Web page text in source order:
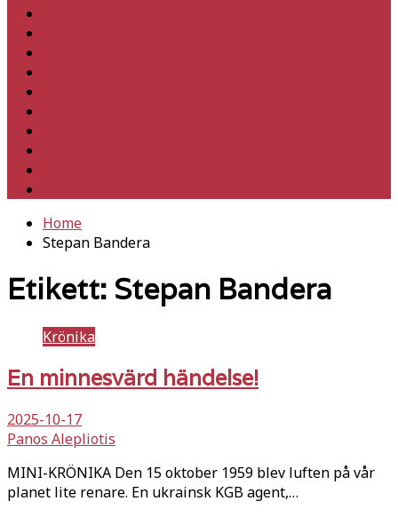
Home
Stepan Bandera
Etikett: Stepan Bandera
Krönika
En minnesvärd händelse!
2025-10-17
Panos Alepliotis
MINI-KRÖNIKA Den 15 oktober 1959 blev luften på vår
planet lite renare. En ukrainsk KGB agent,…